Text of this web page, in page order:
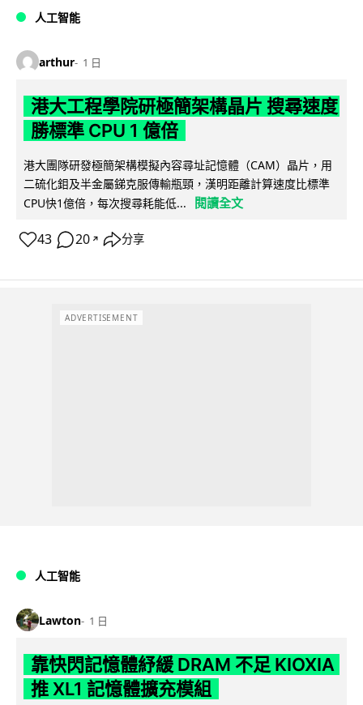
人工智能
arthur 1 日
港大工程學院研極簡架構晶片 搜尋速度
勝標準 CPU 1 億倍
港大團隊研發極簡架構模擬內容尋址記憶體（CAM）晶片，用
二硫化鉬及半金屬銻克服傳輸瓶頸，漢明距離計算速度比標準
CPU快1億倍，每次搜尋耗能低...
閱讀全文
43 20 ↗ 分享
ADVERTISEMENT
人工智能
Lawton 1 日
靠快閃記憶體紓緩 DRAM 不足 KIOXIA
推 XL1 記憶體擴充模組